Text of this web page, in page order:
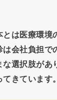
は医療環境
会社負担で
選択肢があ
きています。